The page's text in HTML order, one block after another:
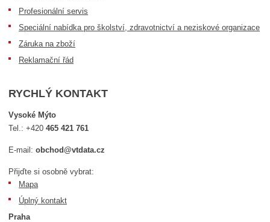
Profesionální servis
Speciální nabídka pro školství, zdravotnictví a neziskové organizace
Záruka na zboží
Reklamační řád
RYCHLÝ KONTAKT
Vysoké Mýto
Tel.:+420465 421 761
E-mail:obchod@vtdata.cz
Přijďte si osobně vybrat:
Mapa
Úplný kontakt
Praha